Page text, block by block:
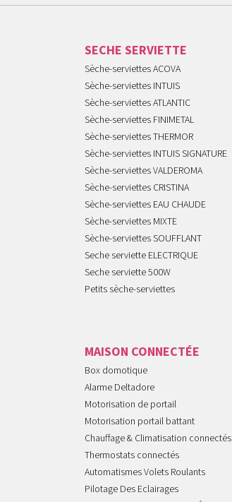
SECHE SERVIETTE
Sèche-serviettes ACOVA
Sèche-serviettes INTUIS
Sèche-serviettes ATLANTIC
Sèche-serviettes FINIMETAL
Sèche-serviettes THERMOR
Sèche-serviettes INTUIS SIGNATURE
Sèche-serviettes VALDEROMA
Sèche-serviettes CRISTINA
Sèche-serviettes EAU CHAUDE
Sèche-serviettes MIXTE
Sèche-serviettes SOUFFLANT
Seche serviette ELECTRIQUE
Seche serviette 500W
Petits sèche-serviettes
MAISON CONNECTÉE
Box domotique
Alarme Deltadore
Motorisation de portail
Motorisation portail battant
Chauffage & Climatisation connectés
Thermostats connectés
Automatismes Volets Roulants
Pilotage Des Eclairages